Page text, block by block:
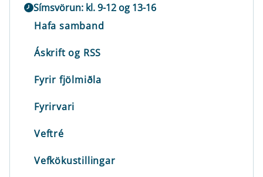
Símsvörun: kl. 9-12 og 13-16
Hafa samband
Áskrift og RSS
Fyrir fjölmiðla
Fyrirvari
Veftré
Vefkökustillingar